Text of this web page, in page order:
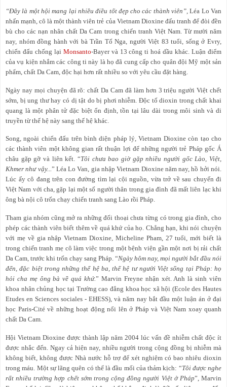
“Đây là một hội mang lại nhiều điều tốt đẹp cho các thành viên”,Léa Lo Van
nhấn mạnh, cô là một thành viên trẻ của Vietnam Dioxine đấu tranh để đòi đền
bù cho các nạn nhân chất Da Cam trong chiến tranh Việt Nam. Từ mười năm
nay, nhóm đồng hành với bà Trần Tố Nga, người Việt 83 tuổi, sống ở Evry,
chiến đấu chống lại Monsanto-Bayer và 13 công ti hoá dầu khác. Luận điểm
của vụ kiện nhắm các công ti này là họ đã cung cấp cho quân đội Mỹ một sản
phẩm, chất Da Cam, độc hại hơn rất nhiều so với yêu cầu đặt hàng.
Ngày nay mọi chuyện đã rõ: chất Da Cam đã làm hơn 3 triệu người Việt chết
sớm, bị ung thư hay có dị tật do bị phơi nhiễm. Độc tố dioxin trong chất khai
quang là một phân tử đặc biệt ổn định, tồn tại lâu dài trong môi sinh và di
truyền từ thế hệ này sang thế hệ khác.
Song, ngoài chiến đấu trên bình diện pháp lý, Vietnam Dioxine còn tạo cho
các thành viên một không gian rất thuận lợi để những người trẻ Pháp gốc Á
châu gặp gỡ và liên kết. “Tôi chưa bao giờ gặp nhiều người gốc Lào, Việt,
Khmer như vậy...” Léa Lo Van, gia nhập Vietnam Dioxine năm nay, hồ hởi nói.
Lúc ấy cô đang trên con đường tìm lại cội nguồn, vừa trở về sau chuyến đi
Việt Nam với cha, gặp lại một số người thân trong gia đình đã mất liên lạc khi
ông bà nội cô trốn chạy chiến tranh sang Lào rồi Pháp.
Tham gia nhóm cũng mở ra những đối thoại chưa từng có trong gia đình, cho
phép các thành viên biết thêm về quá khứ của họ. Chẳng hạn, khi nói chuyện
với mẹ về gia nhập Vietnam Dioxine, Micheline Pham, 27 tuổi, mới biết là
trong chiến tranh mẹ cô làm việc trong một bệnh viện gần một nơi bị rải chất
Da Cam, trước khi trốn chạy sang Pháp. “Ngày hôm nay, mọi người bắt đầu nói
đến, đặc biệt trong những thế hệ ba, thế hệ tư người Việt sống tại Pháp: họ
hỏi cha mẹ ông bà về quá khứ.” Marvin Freyne nhận xét. Anh là sinh viên
khoa nhân chủng học tại Trường cao đẳng khoa học xã hội (Ecole des Hautes
Etudes en Sciences sociales - EHESS), và năm nay bắt đầu một luận án ở đại
học Paris-Cité về những hoạt động nổi lên ở Pháp và Việt Nam xoay quanh
chất Da Cam.
Hội Vietnam Dioxine được thành lập năm 2004 lúc vấn đề nhiễm chất độc ít
được nhắc đến. Ngay cả hiện nay, nhiều người trong cộng đồng bị nhiễm mà
không biết, không được Nhà nước hỗ trợ để xét nghiệm có bao nhiêu dioxin
trong máu. Một sự lãng quên có thể là đầu mối của thảm kịch: “Tôi được nghe
rất nhiều trường hợp chết sớm trong cộng đồng người Việt ở Pháp”, Marvin